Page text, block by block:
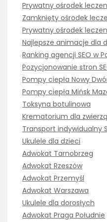
Prywatny ośrodek
Zamknięty ośrodek
Prywatny ośrodek
Najlepsze animacje dla
Ranking agencji SEO w
Pozycjonowanie stron
Pompy ciepła Nowy
Pompy ciepła Mińsk
Toksyna botulinowa
Krematorium dla
Transport indywidualny
Ukulele dla dzieci
Adwokat Tarnobrzeg
Adwokat Rzeszów
Adwokat Przemyśl
Adwokat Warszawa
Ukulele dla dorosłych
Adwokat Praga Południe